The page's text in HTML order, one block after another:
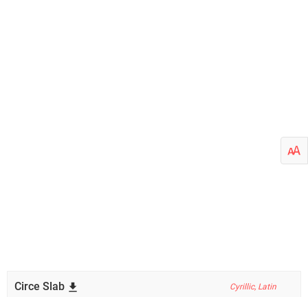
Circe Slab Cyrillic, Latin